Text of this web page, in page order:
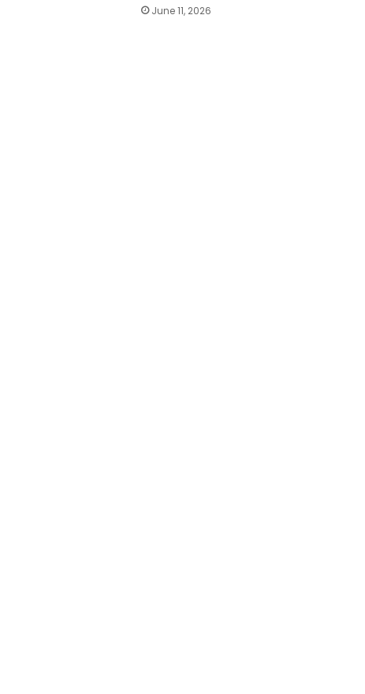
June 11, 2026